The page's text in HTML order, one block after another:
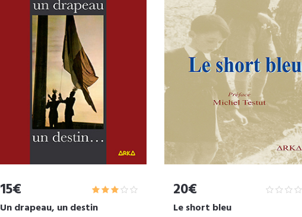
15€
Un drapeau, un destin
20€
Le short bleu